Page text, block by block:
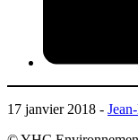
17 janvier 2018 -